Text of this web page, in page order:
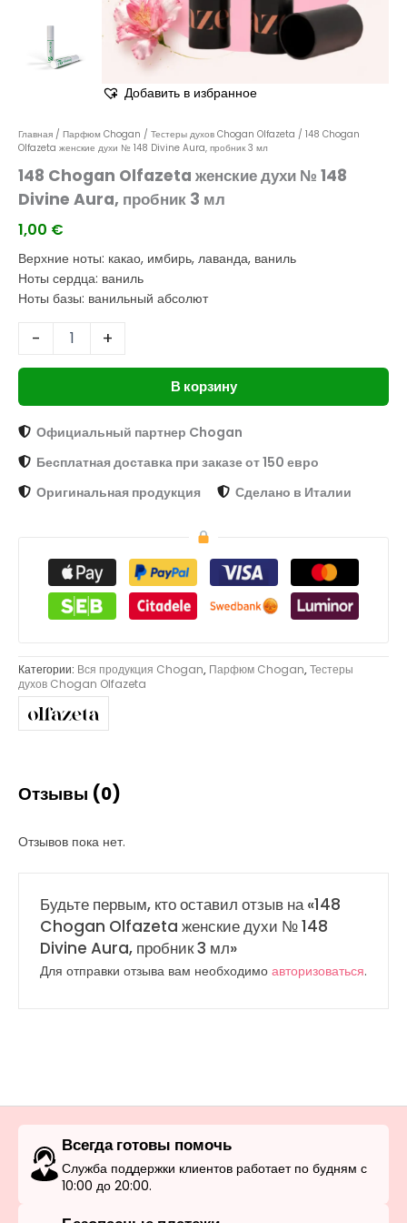
Добавить в избранное
Главная / Парфюм Chogan / Тестеры духов Chogan Olfazeta / 148 Chogan
Olfazeta женские духи № 148 Divine Aura, пробник 3 мл
148 Chogan Olfazeta женские духи № 148
Divine Aura, пробник 3 мл
1,00 €
Верхние ноты: какао, имбирь, лаванда, ваниль
Ноты сердца: ваниль
Ноты базы: ванильный абсолют
- +
В корзину
Официальный партнер Chogan
Бесплатная доставка при заказе от 150 евро
Оригинальная продукция
Сделано в Италии
Категории: Вся продукция Chogan, Парфюм Chogan,Тестеры
духов Chogan Olfazeta
Отзывы (0)
Отзывов пока нет.
Будьте первым, кто оставил отзыв на «148
Chogan Olfazeta женские духи № 148
Divine Aura, пробник 3 мл»
Для отправки отзыва вам необходимо авторизоваться.
Всегда готовы помочь
Служба поддержки клиентов работает по будням с
10:00 до 20:00.